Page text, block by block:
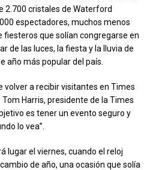
2.700 cristales de Waterford
espectadores, muchos menos
fiesteros que solían congregarse en
de las luces, la fiesta y la lluvia de
año más popular del país.
volver a recibir visitantes en Times
Harris, presidente de la Times
es tener un evento seguro y
lo vea”.
lugar el viernes, cuando el reloj
de año, una ocasión que solía